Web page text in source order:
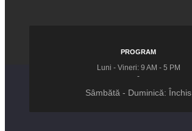
PROGRAM
Luni - Vineri: 9 AM - 5 PM
-
Sâmbătă - Duminică: Închis